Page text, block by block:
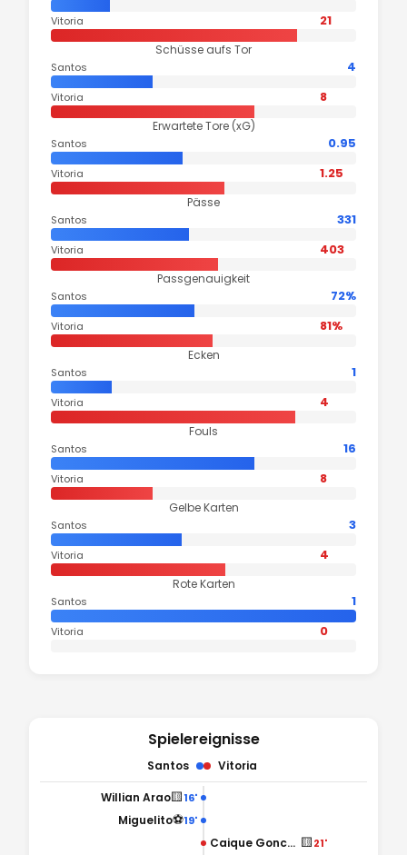
Vitoria 21
Schüsse aufs Tor
Santos 4
Vitoria 8
Erwartete Tore (xG)
Santos 0.95
Vitoria 1.25
Pässe
Santos 331
Vitoria 403
Passgenauigkeit
Santos 72%
Vitoria 81%
Ecken
Santos 1
Vitoria 4
Fouls
Santos 16
Vitoria 8
Gelbe Karten
Santos 3
Vitoria 4
Rote Karten
Santos 1
Vitoria 0
Spielereignisse
Santos Vitoria
16'
🟨
Willian Arao
19'
⚽
Miguelito
Caique Goncalves 🟨21'